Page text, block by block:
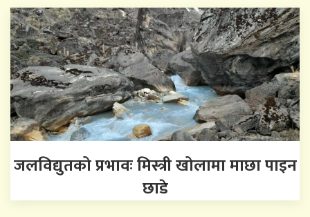
जलविद्युतको प्रभावः मिस्त्री खोलामा माछा पाइन
छाडे